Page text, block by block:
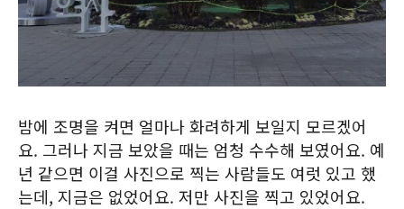
밤에 조명을 켜면 얼마나 화려하게 보일지 모르겠어
요. 그러나 지금 보았을 때는 엄청 수수해 보였어요. 예
년 같으면 이걸 사진으로 찍는 사람들도 여럿 있고 했
는데, 지금은 없었어요. 저만 사진을 찍고 있었어요.